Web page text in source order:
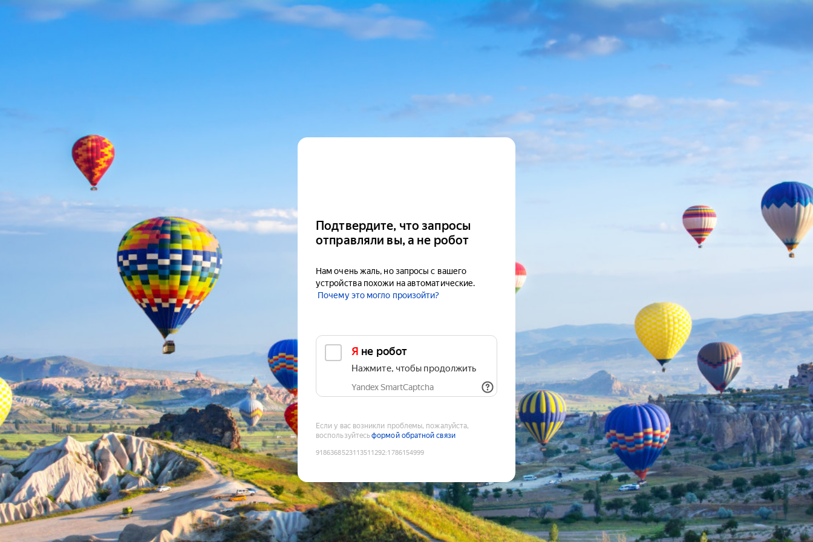
Подтвердите, что запросы
отправляли вы, а не робот
Нам очень жаль, но запросы с вашего
устройства похожи на автоматические.
Почему это могло произойти?
Я не робот
Нажмите, чтобы продолжить
Yandex SmartCaptcha
Если у вас возникли проблемы, пожалуйста,
воспользуйтесьформой обратной связи
9186368523113511292:1786154999